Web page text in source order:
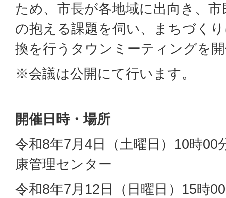
ため、市長が各地域に出向き、
の抱える課題を伺い、まちづく
換を行うタウンミーティングを
※会議は公開にて行います。
開催日時・場所
令和8年7月4日（土曜日）10時00
康管理センター
令和8年7月12日（日曜日）15時